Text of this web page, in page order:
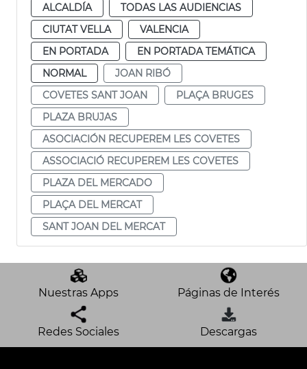
ALCALDÍA
TODAS LAS AUDIENCIAS
CIUTAT VELLA
VALENCIA
EN PORTADA
EN PORTADA TEMÁTICA
NORMAL
JOAN RIBÓ
COVETES SANT JOAN
PLAÇA BRUGES
PLAZA BRUJAS
ASOCIACIÓN RECUPEREM LES COVETES
ASSOCIACIÓ RECUPEREM LES COVETES
PLAZA DEL MERCADO
PLAÇA DEL MERCAT
SANT JOAN DEL MERCAT
Nuestras Apps Páginas de Interés
Redes Sociales Descargas